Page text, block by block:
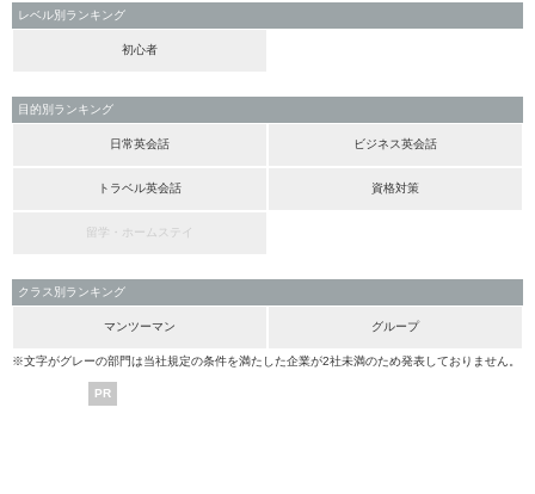
レベル別ランキング
初心者
目的別ランキング
日常英会話 ビジネス英会話
トラベル英会話 資格対策
留学・ホームステイ
クラス別ランキング
マンツーマン グループ
※文字がグレーの部門は当社規定の条件を満たした企業が2社未満のため発表しておりません。
PR